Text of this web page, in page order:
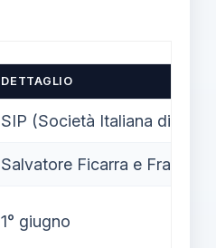
DETTAGLIO
SIP (Società Italiana di
Salvatore Ficarra e
1° giugno